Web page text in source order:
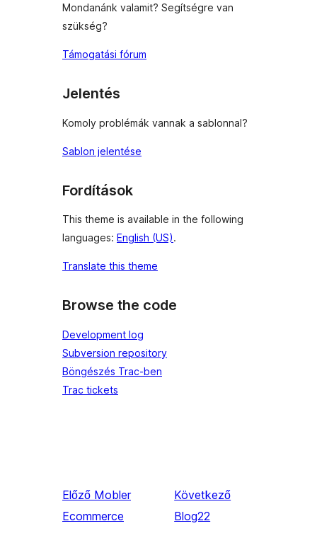
Mondanánk valamit? Segítségre van
szükség?
Támogatási fórum
Jelentés
Komoly problémák vannak a sablonnal?
Sablon jelentése
Fordítások
This theme is available in the following
languages: English (US).
Translate this theme
Browse the code
Development log
Subversion repository
Böngészés Trac-ben
Trac tickets
Előző Mobler
Ecommerce
Következő
Blog22